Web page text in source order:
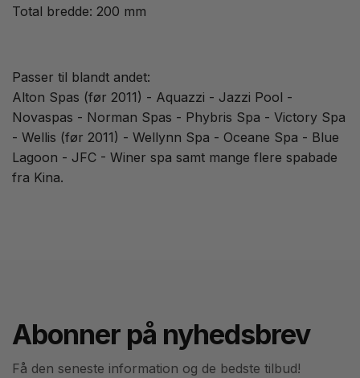
Total bredde: 200 mm
Passer til blandt andet:
Alton Spas (før 2011) - Aquazzi - Jazzi Pool -
Novaspas - Norman Spas - Phybris Spa - Victory Spa
- Wellis (før 2011) - Wellynn Spa - Oceane Spa - Blue
Lagoon - JFC - Winer spa samt mange flere spabade
fra Kina.
Abonner på nyhedsbrev
Få den seneste information og de bedste tilbud!